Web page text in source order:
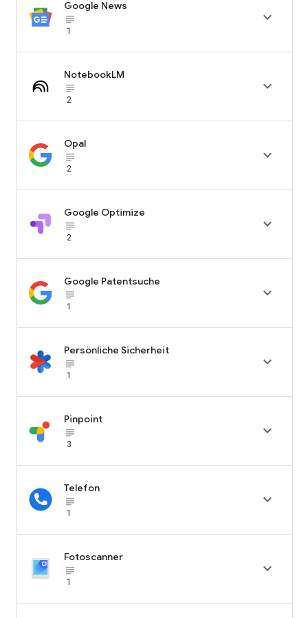
Google News
subject_black
1

NotebookLM
subject_black
2

Opal
subject_black
2

Google Optimize
subject_black
2

Google Patentsuche
subject_black
1

Persönliche Sicherheit
subject_black
1

Pinpoint
subject_black
3

Telefon
subject_black
1

Fotoscanner
subject_black
1
